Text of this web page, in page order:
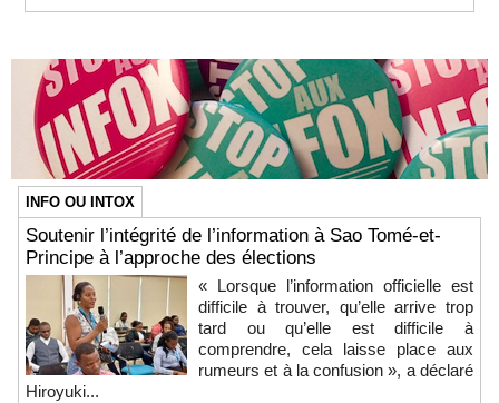
INFO OU INTOX
Soutenir l’intégrité de l’information à Sao Tomé-et-
Principe à l’approche des élections
« Lorsque l’information officielle est
difficile à trouver, qu’elle arrive trop
tard ou qu’elle est difficile à
comprendre, cela laisse place aux
rumeurs et à la confusion », a déclaré
Hiroyuki...